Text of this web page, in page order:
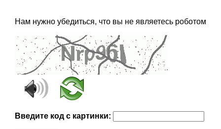
Нам нужно убедиться, что вы не являетесь роботом
Введите код с картинки: